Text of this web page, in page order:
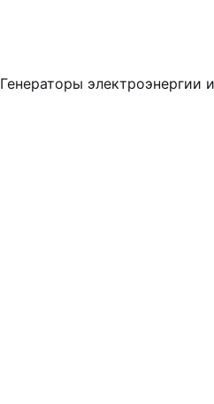
Генераторы электроэнергии